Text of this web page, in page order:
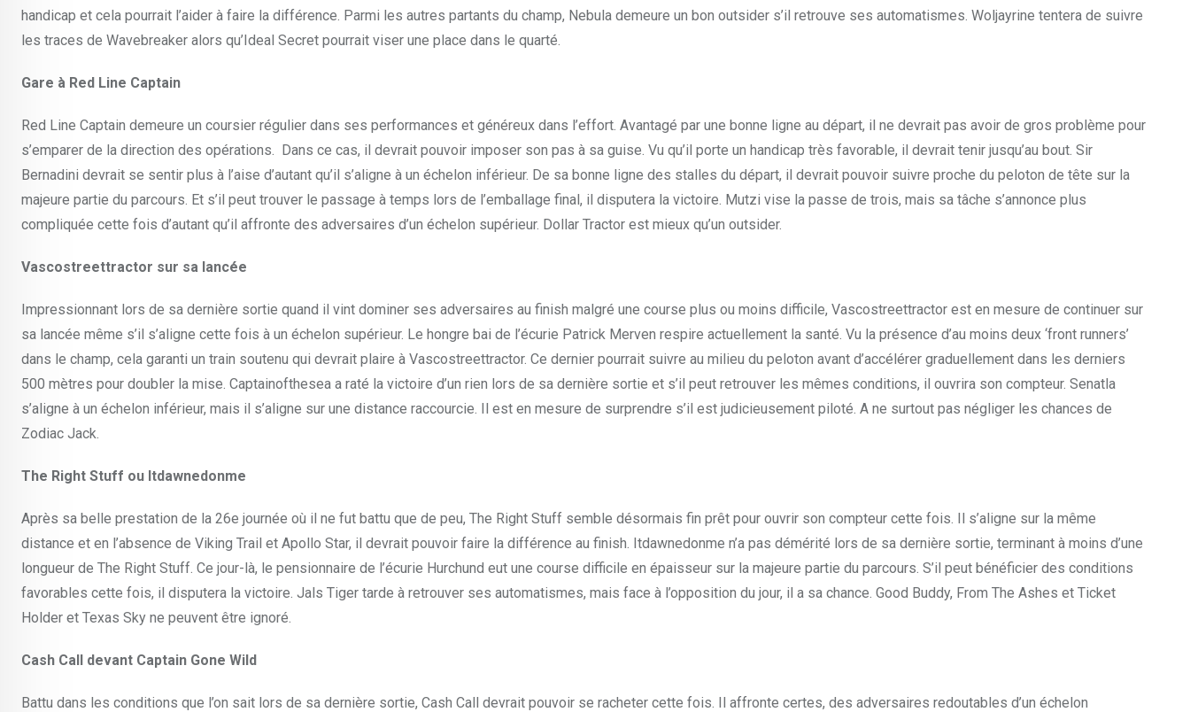
handicap et cela pourrait l’aider à faire la différence. Parmi les autres partants du champ, Nebula demeure un bon outsider s’il retrouve ses automatismes. Woljayrine tentera de suivre
les traces de Wavebreaker alors qu’Ideal Secret pourrait viser une place dans le quarté.
Gare à Red Line Captain
Red Line Captain demeure un coursier régulier dans ses performances et généreux dans l’effort. Avantagé par une bonne ligne au départ, il ne devrait pas avoir de gros problème pour
s’emparer de la direction des opérations. Dans ce cas, il devrait pouvoir imposer son pas à sa guise. Vu qu’il porte un handicap très favorable, il devrait tenir jusqu’au bout. Sir
Bernadini devrait se sentir plus à l’aise d’autant qu’il s’aligne à un échelon inférieur. De sa bonne ligne des stalles du départ, il devrait pouvoir suivre proche du peloton de tête sur la
majeure partie du parcours. Et s’il peut trouver le passage à temps lors de l’emballage final, il disputera la victoire. Mutzi vise la passe de trois, mais sa tâche s’annonce plus
compliquée cette fois d’autant qu’il affronte des adversaires d’un échelon supérieur. Dollar Tractor est mieux qu’un outsider.
Vascostreettractor sur sa lancée
Impressionnant lors de sa dernière sortie quand il vint dominer ses adversaires au finish malgré une course plus ou moins difficile, Vascostreettractor est en mesure de continuer sur
sa lancée même s’il s’aligne cette fois à un échelon supérieur. Le hongre bai de l’écurie Patrick Merven respire actuellement la santé. Vu la présence d’au moins deux ‘front runners’
dans le champ, cela garanti un train soutenu qui devrait plaire à Vascostreettractor. Ce dernier pourrait suivre au milieu du peloton avant d’accélérer graduellement dans les derniers
500 mètres pour doubler la mise. Captainofthesea a raté la victoire d’un rien lors de sa dernière sortie et s’il peut retrouver les mêmes conditions, il ouvrira son compteur. Senatla
s’aligne à un échelon inférieur, mais il s’aligne sur une distance raccourcie. Il est en mesure de surprendre s’il est judicieusement piloté. A ne surtout pas négliger les chances de
Zodiac Jack.
The Right Stuff ou Itdawnedonme
Après sa belle prestation de la 26e journée où il ne fut battu que de peu, The Right Stuff semble désormais fin prêt pour ouvrir son compteur cette fois. Il s’aligne sur la même
distance et en l’absence de Viking Trail et Apollo Star, il devrait pouvoir faire la différence au finish. Itdawnedonme n’a pas démérité lors de sa dernière sortie, terminant à moins d’une
longueur de The Right Stuff. Ce jour-là, le pensionnaire de l’écurie Hurchund eut une course difficile en épaisseur sur la majeure partie du parcours. S’il peut bénéficier des conditions
favorables cette fois, il disputera la victoire. Jals Tiger tarde à retrouver ses automatismes, mais face à l’opposition du jour, il a sa chance. Good Buddy, From The Ashes et Ticket
Holder et Texas Sky ne peuvent être ignoré.
Cash Call devant Captain Gone Wild
Battu dans les conditions que l’on sait lors de sa dernière sortie, Cash Call devrait pouvoir se racheter cette fois. Il affronte certes, des adversaires redoutables d’un échelon